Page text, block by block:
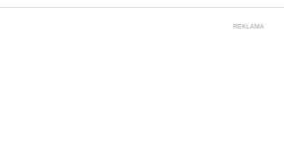
REKLAMA